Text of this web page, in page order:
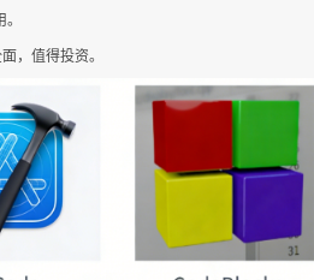
，值得投资。